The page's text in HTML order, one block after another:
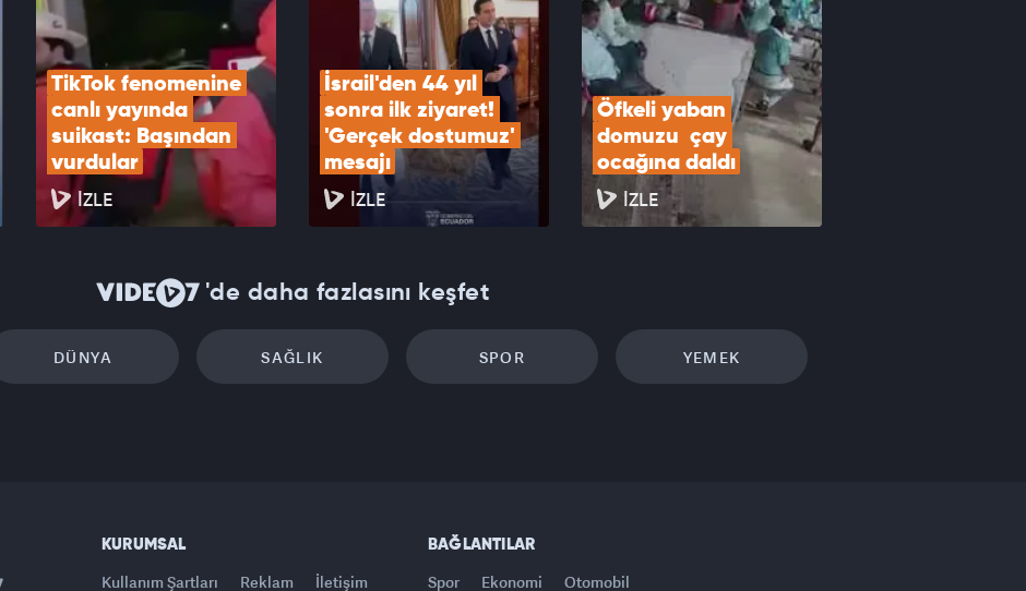
TikTok fenomenine
canlı yayında
suikast: Başından
vurdular
İZLE
İsrail'den 44 yıl
sonra ilk ziyaret!
'Gerçek dostumuz'
mesajı
İZLE
Öfkeli yaban
domuzu  çay
ocağına daldı
İZLE
'de daha fazlasını keşfet
DÜNYA SAĞLIK SPOR YEMEK
KURUMSAL
Kullanım Şartları Reklam İletişim
BAĞLANTILAR
Spor Ekonomi Otomobil